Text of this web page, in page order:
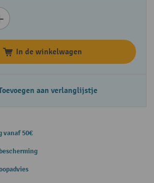
In de winkelwagen
aan verlanglijstje
vanaf 50€